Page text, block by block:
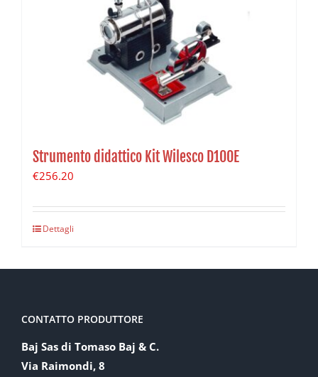
Strumento didattico Kit Wilesco D100E
€256.20
Dettagli
CONTATTO PRODUTTORE
Baj Sas di Tomaso Baj & C.
Via Raimondi, 8